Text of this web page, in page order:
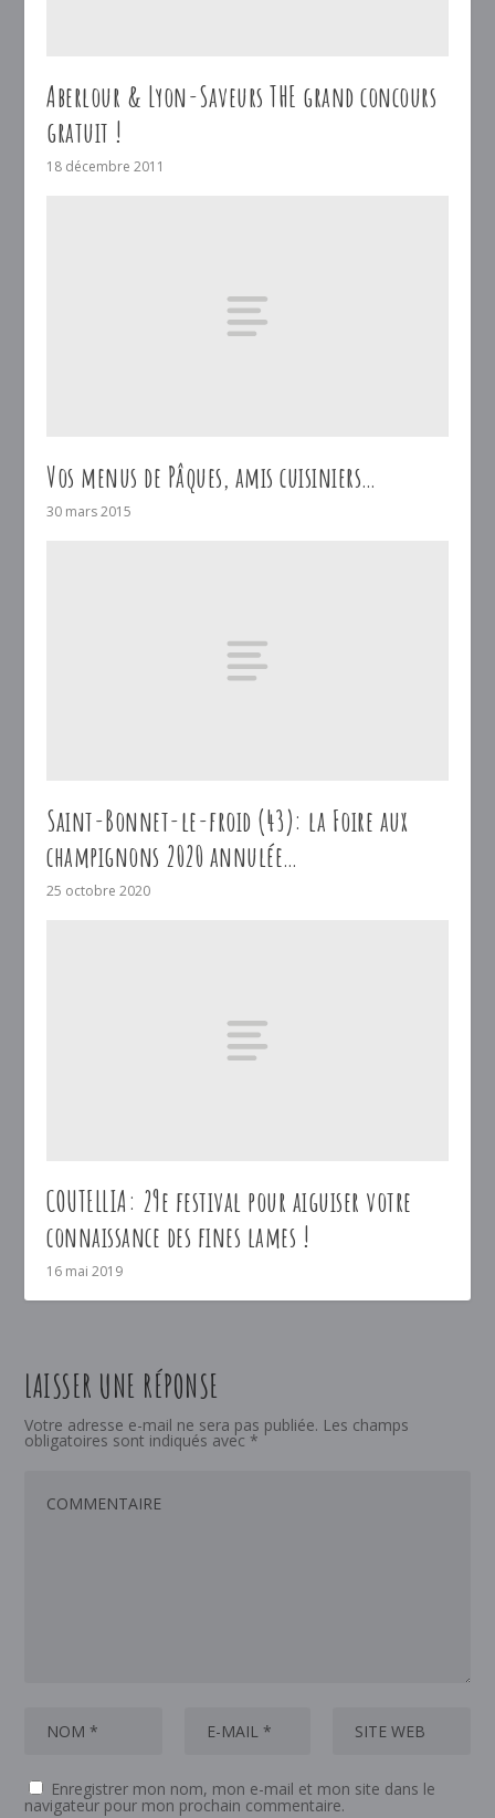
Aberlour & Lyon-Saveurs THE grand concours
gratuit !
18 décembre 2011
Vos menus de Pâques, amis cuisiniers…
30 mars 2015
Saint-Bonnet-le-froid (43): la Foire aux
champignons 2020 annulée…
25 octobre 2020
COUTELLIA: 29e festival pour aiguiser votre
connaissance des fines lames !
16 mai 2019
LAISSER UNE RÉPONSE
Votre adresse e-mail ne sera pas publiée. Les champs
obligatoires sont indiqués avec *
Enregistrer mon nom, mon e-mail et mon site dans le
navigateur pour mon prochain commentaire.